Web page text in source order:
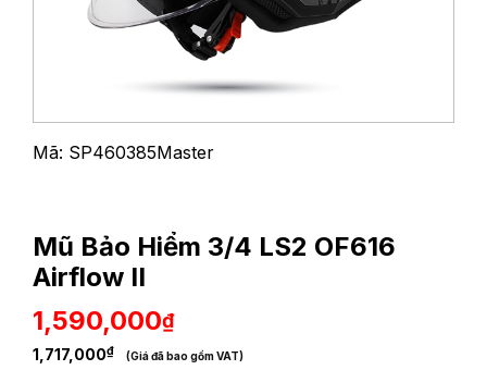
Mã: SP460385Master
Mũ Bảo Hiểm 3/4 LS2 OF616
Airflow II
1,590,000₫
1,717,000₫ (Giá đã bao gồm VAT)